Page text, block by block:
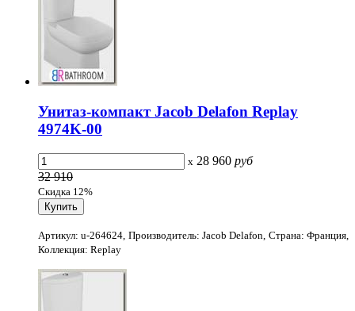
Унитаз-компакт Jacob Delafon Replay
4974K-00
x 28 960 руб
32 910
Скидка 12%
Артикул: u-264624, Производитель: Jacob Delafon, Страна: Франция,
Коллекция: Replay